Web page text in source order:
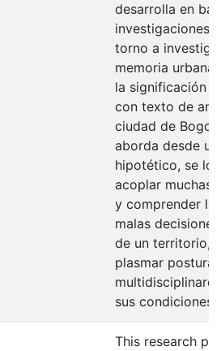
desarrolla en
investigaciones
torno a
memoria
la significación
con texto de
ciudad de
aborda desde
hipotético, se
acoplar muchas
y comprender la
malas
de un territorio,
plasmar
sus condiciones.
This research